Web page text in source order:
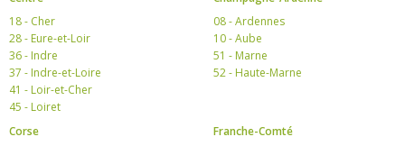
18 - Cher
28 - Eure-et-Loir
36 - Indre
37 - Indre-et-Loire
41 - Loir-et-Cher
45 - Loiret
08 - Ardennes
10 - Aube
51 - Marne
52 - Haute-Marne
Corse
Franche-Comté